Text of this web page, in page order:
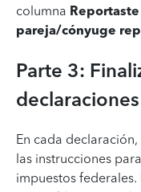
columna Reportaste
pareja/cónyuge
Parte 3:
declaraciones
En cada
las instrucciones
impuestos federales.